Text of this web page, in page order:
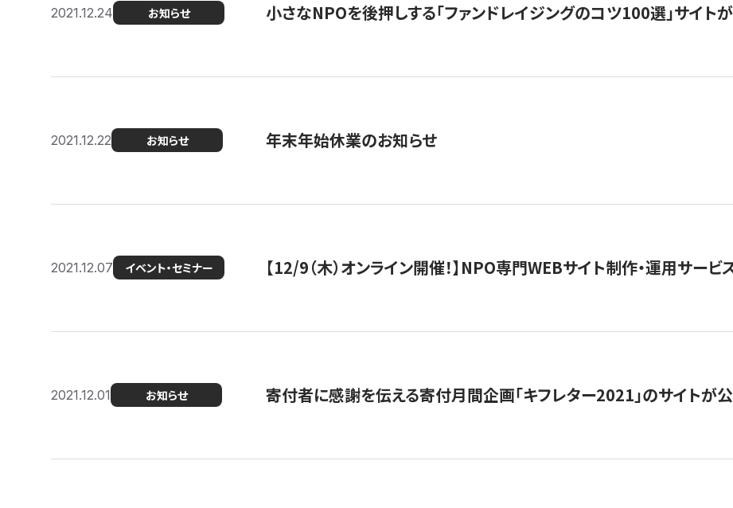
2021.12.24 お知らせ 小さなNPOを後押しする「ファンドレイジングのコツ100選」サイト
2021.12.22 お知らせ 年末年始休業のお知らせ
2021.12.07 イベント・セミナー 【12/9（木）オンライン開催！】NPO専門WEBサイト制作・運用サー
2021.12.01 お知らせ 寄付者に感謝を伝える寄付月間企画「キフレター2021」のサイトが